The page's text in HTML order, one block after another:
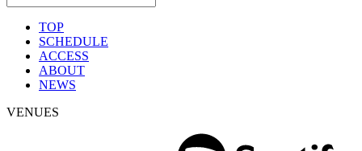
TOP
SCHEDULE
ACCESS
ABOUT
NEWS
VENUES